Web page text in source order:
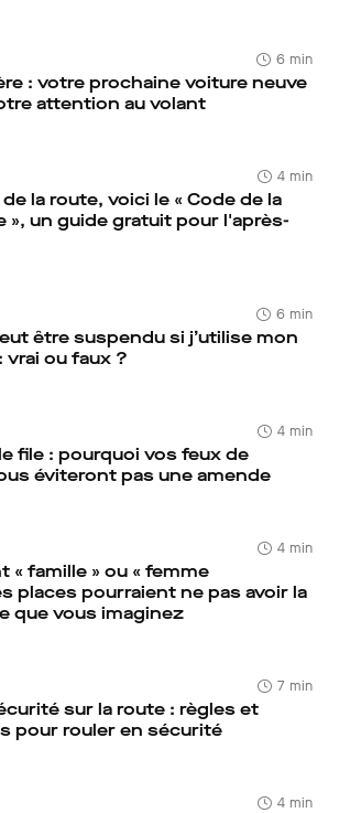
6 min
: votre prochaine voiture neuve
attention au volant
4 min
la route, voici le « Code de la
», un guide gratuit pour l'après-
6 min
être suspendu si j’utilise mon
vrai ou faux ?
4 min
file : pourquoi vos feux de
éviteront pas une amende
4 min
famille » ou « femme
places pourraient ne pas avoir la
que vous imaginez
7 min
sur la route : règles et
pour rouler en sécurité
4 min